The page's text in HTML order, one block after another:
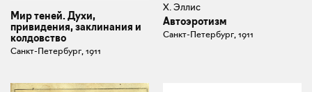
Мир теней. Духи,
привидения, заклинания и
колдовство
Санкт-Петербург, 1911
Х. Эллис
Автоэротизм
Санкт-Петербург, 1911